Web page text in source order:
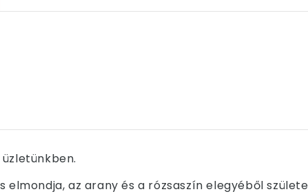
az arany és a rózsaszín elegyéből